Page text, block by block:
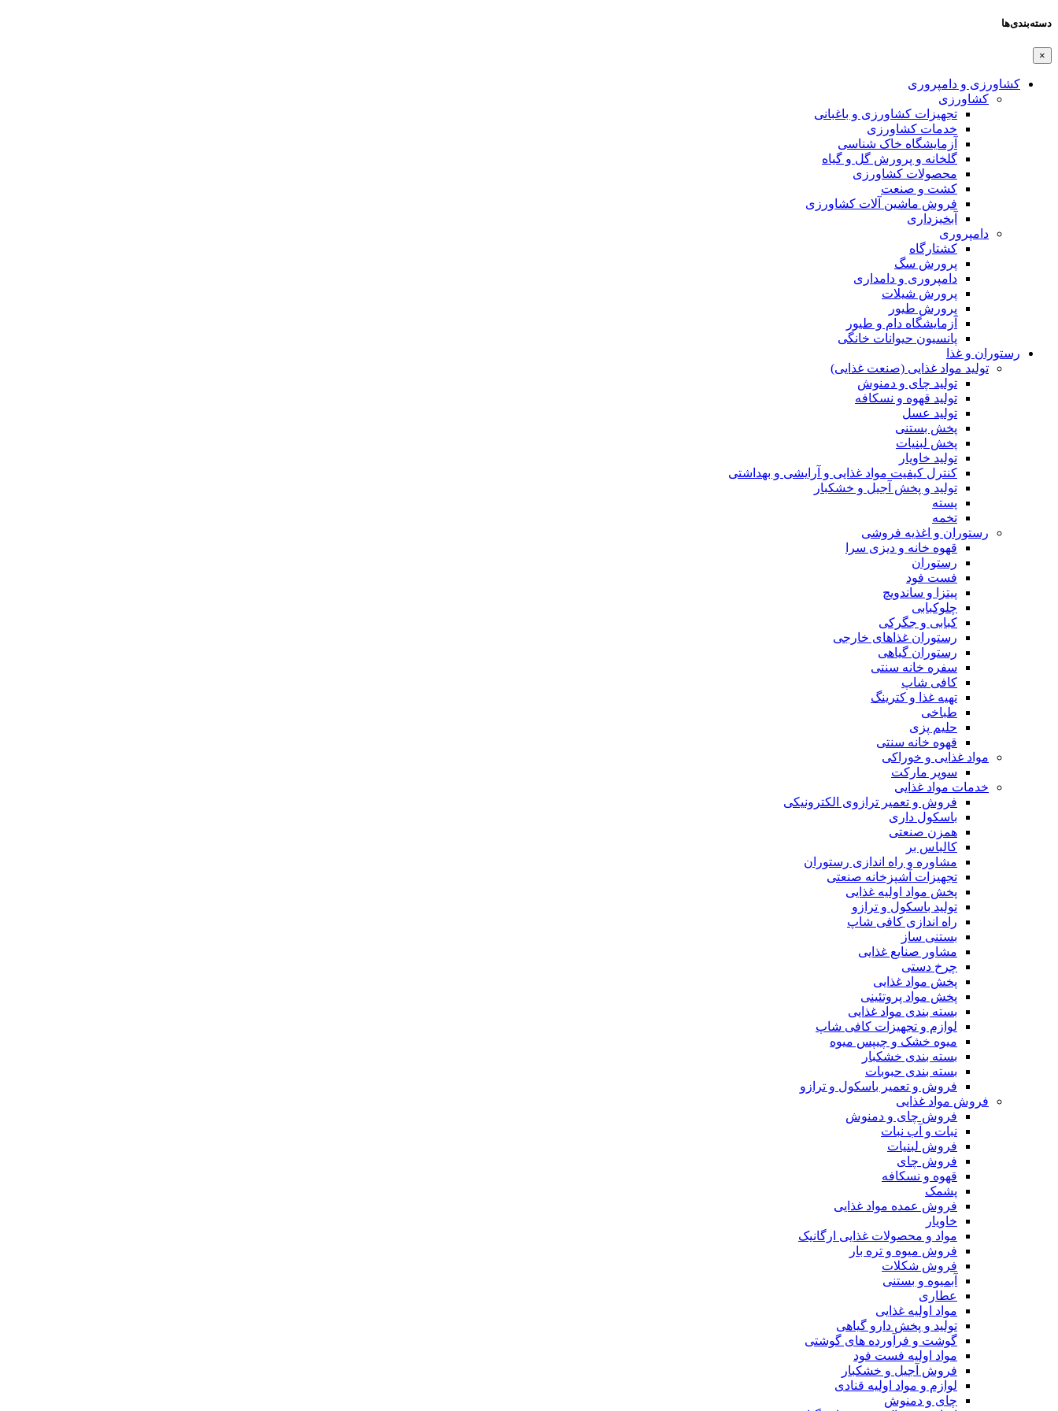
دسته‌بندی‌ها
×
کشاورزی و دامپروری
کشاورزی
تجهیزات کشاورزی و باغبانی
خدمات کشاورزی
آزمایشگاه خاک شناسی
گلخانه و پرورش گل و گیاه
محصولات کشاورزی
کشت و صنعت
فروش ماشین آلات کشاورزی
آبخیزداری
دامپروری
کشتارگاه
پرورش سگ
دامپروری و دامداری
پرورش شیلات
پرورش طیور
آزمایشگاه دام و طیور
پانسیون حیوانات خانگی
رستوران و غذا
تولید مواد غذایی (صنعت غذایی)
تولید چای و دمنوش
تولید قهوه و نسکافه
تولید عسل
پخش بستنی
پخش لبنیات
تولید خاویار
کنترل کیفیت مواد غذایی و آرایشی و بهداشتی
تولید و پخش آجیل و خشکبار
پسته
تخمه
رستوران و اغذیه فروشی
قهوه خانه و دیزی سرا
رستوران
فست فود
پیتزا و ساندویچ
چلوکبابی
کبابی و جگرکی
رستوران غذاهای خارجی
رستوران گیاهی
سفره خانه سنتی
کافی شاپ
تهیه غذا و کترینگ
طباخی
حلیم پزی
قهوه خانه سنتی
مواد غذایی و خوراکی
سوپر مارکت
خدمات مواد غذایی
فروش و تعمیر ترازوی الکترونیکی
باسکول داری
همزن صنعتی
کالباس بر
مشاوره و راه اندازی رستوران
تجهیزات آشپزخانه صنعتی
پخش مواد اولیه غذایی
تولید باسکول و ترازو
راه اندازی کافی شاپ
بستنی ساز
مشاور صنایع غذایی
چرخ دستی
پخش مواد غذایی
پخش مواد پروتئینی
بسته بندی مواد غذایی
لوازم و تجهیزات کافی شاپ
میوه خشک و چیپس میوه
بسته بندی خشکبار
بسته بندی حبوبات
فروش و تعمیر باسکول و ترازو
فروش مواد غذایی
فروش چای و دمنوش
نبات و آب نبات
فروش لبنیات
فروش چای
قهوه و نسکافه
پشمک
فروش عمده مواد غذایی
خاویار
مواد و محصولات غذایی ارگانیک
فروش میوه و تره بار
فروش شکلات
آبمیوه و بستنی
عطاری
مواد اولیه غذایی
تولید و پخش دارو گیاهی
گوشت و فرآورده های گوشتی
مواد اولیه فست فود
فروش آجیل و خشکبار
لوازم و مواد اولیه قنادی
چای و دمنوش